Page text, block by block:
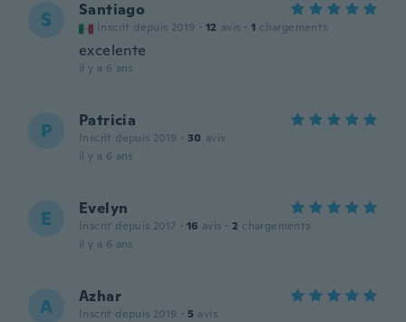
S Santiago
Inscrit depuis 2019 · 12 avis · 1 chargements
excelente
il y a 6 ans
P Patricia
Inscrit depuis 2019 · 30 avis
il y a 6 ans
E Evelyn
Inscrit depuis 2017 · 16 avis · 2 chargements
il y a 6 ans
A Azhar
Inscrit depuis 2019 · 5 avis